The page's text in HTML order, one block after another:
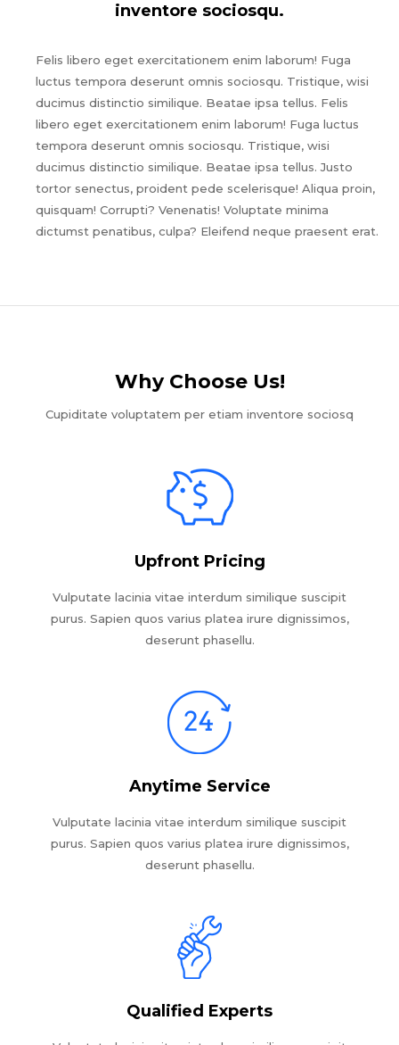
inventore sociosqu.
Felis libero eget exercitationem enim laborum! Fuga
luctus tempora deserunt omnis sociosqu. Tristique, wisi
ducimus distinctio similique. Beatae ipsa tellus. Felis
libero eget exercitationem enim laborum! Fuga luctus
tempora deserunt omnis sociosqu. Tristique, wisi
ducimus distinctio similique. Beatae ipsa tellus. Justo
tortor senectus, proident pede scelerisque! Aliqua proin,
quisquam! Corrupti? Venenatis! Voluptate minima
dictumst penatibus, culpa? Eleifend neque praesent erat.
Why Choose Us!​
Cupiditate voluptatem per etiam inventore sociosq
Upfront Pricing
Vulputate lacinia vitae interdum similique suscipit
purus. Sapien quos varius platea irure dignissimos,
deserunt phasellu.
Anytime Service
Vulputate lacinia vitae interdum similique suscipit
purus. Sapien quos varius platea irure dignissimos,
deserunt phasellu.
Qualified Experts